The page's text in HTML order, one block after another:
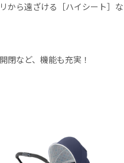
から遠ざける［ハイシート］な
閉など、機能も充実！